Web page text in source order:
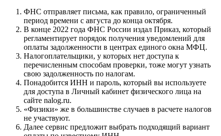
ФНС отправляет письма, как правило, ограниченный
период времени с августа до конца октября.
В конце 2022 года ФНС России издал Приказ, который
регламентирует порядок получения уведомлений для
оплаты задолженности в центрах единого окна МФЦ.
Налогоплательщики, у которых нет доступа к
перечисленным способам проверки, тоже могут узнать
свою задолженность по налогам.
Понадобится ИНН и пароль, который вы используете
для доступа в Личный кабинет физического лица на
сайте nalog.ru.
«Физики» же в большинстве случаев в расчете налогов
не участвуют.
Далее сервис предложит выбрать подходящий вариант